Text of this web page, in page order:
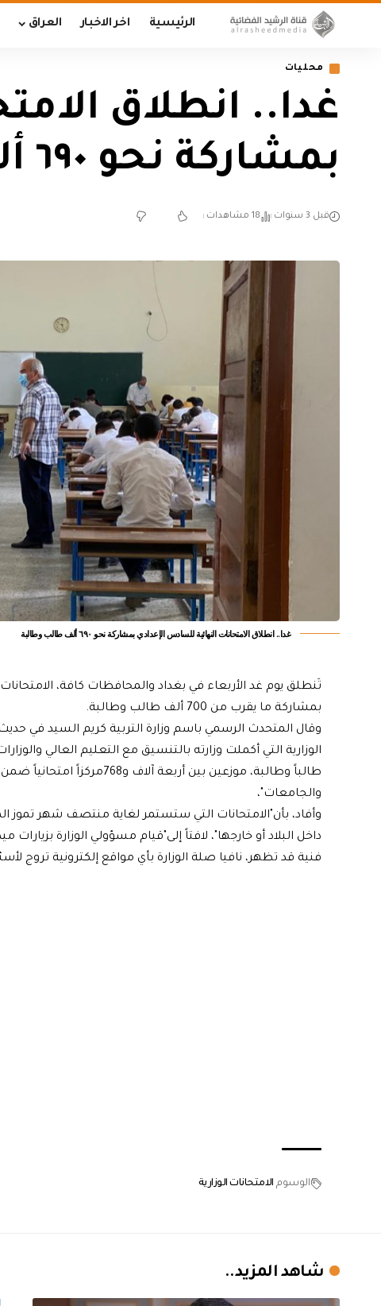
الرئيسية اخر الاخبار العراق
محليات
غدا.. انطلاق
بمشاركة نحو ٦٩٠ ألف طالب وطالبة
قبل 3 سنوات 18 مشاهدات
غدا.. انطلاق الامتحانات النهائية للسادس الإعدادي بمشاركة نحو ٦٩٠ ألف طالب وطالبة
تَنطلق يوم غد الأربعاء في بغداد والمحافظات كافة، الامتحانات
بمشاركة ما يقرب من 700 ألف طالب وطالبة.
وقال المتحدث الرسمي باسم وزارة التربية كريم السيد في
طالباً وطالبة، موزعين بين أربعة آلاف و768مركزاً امتحانياً ضمن المدارس
والجامعات"،
وأفاد، بأن"الامتحانات التي ستستمر لغاية منتصف شهر تموز
داخل البلاد أو خارجها"، لافتاً إلى"قيام مسؤولي الوزارة بزيارات
فنية قد تظهر، نافيا صلة الوزارة بأي مواقع إلكترونية تروج
الوسوم الامتحانات الوزارية
شاهد المزيد..